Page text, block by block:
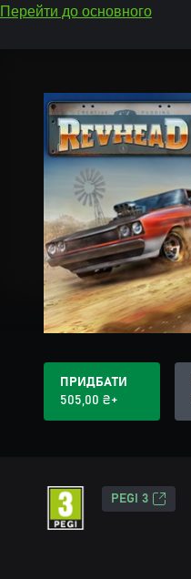
Перейти до основного
ПРИДБАТИ
505,00 ₴+
PEGI 3